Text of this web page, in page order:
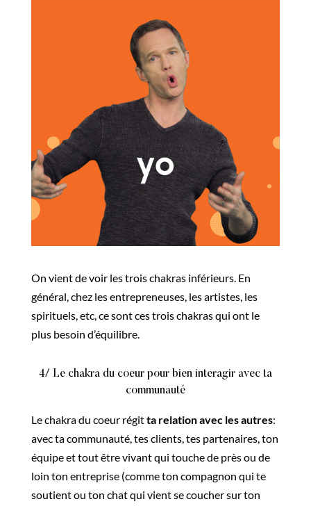
On vient de voir les trois chakras inférieurs. En
général, chez les entrepreneuses, les artistes, les
spirituels, etc, ce sont ces trois chakras qui ont le
plus besoin d’équilibre.
4/ Le chakra du coeur pour bien interagir avec ta
communauté
Le chakra du coeur régitta relation avec les autres:
avec ta communauté, tes clients, tes partenaires, ton
équipe et tout être vivant qui touche de près ou de
loin ton entreprise (comme ton compagnon qui te
soutient ou ton chat qui vient se coucher sur ton